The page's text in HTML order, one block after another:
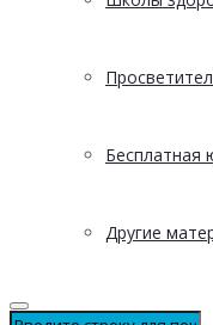
Бесплатная
Другие